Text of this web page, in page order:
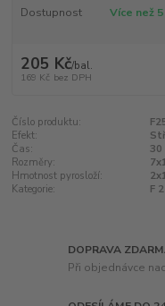
Dostupnost Více než
205 Kč/bal.
169 Kč bez DPH
Číslo produktu:
Efekt:
Čas:
30
Rozměry:
Hmotnost pyrosloží:
Kategorie:
F
DOPRAVA
Při objednávce